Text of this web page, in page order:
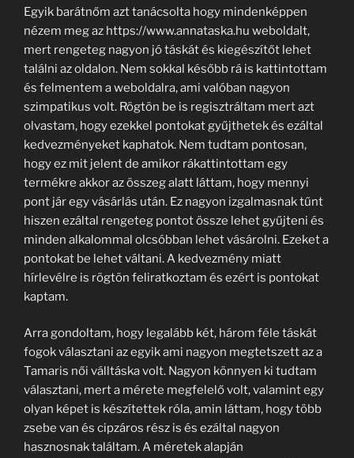
Egyik barátnőm azt tanácsolta hogy mindenképpen
nézem meg az https://www.annataska.hu weboldalt,
mert rengeteg nagyon jó táskát és kiegészítőt lehet
találni az oldalon. Nem sokkal később rá is kattintottam
és felmentem a weboldalra, ami valóban nagyon
szimpatikus volt. Rögtön be is regisztráltam mert azt
olvastam, hogy ezekkel pontokat gyűjthetek és ezáltal
kedvezményeket kaphatok. Nem tudtam pontosan,
hogy ez mit jelent de amikor rákattintottam egy
termékre akkor az összeg alatt láttam, hogy mennyi
pont jár egy vásárlás után. Ez nagyon izgalmasnak tűnt
hiszen ezáltal rengeteg pontot össze lehet gyűjteni és
minden alkalommal olcsóbban lehet vásárolni. Ezeket a
pontokat be lehet váltani. A kedvezmény miatt
hírlevélre is rögtön feliratkoztam és ezért is pontokat
kaptam.
Arra gondoltam, hogy legalább két, három féle táskát
fogok választani az egyik ami nagyon megtetszett az a
Tamaris női válltáska volt. Nagyon könnyen ki tudtam
választani, mert a mérete megfelelő volt, valamint egy
olyan képet is készítettek róla, amin láttam, hogy több
zsebe van és cipzáros rész is és ezáltal nagyon
hasznosnak találtam. A méretek alapján